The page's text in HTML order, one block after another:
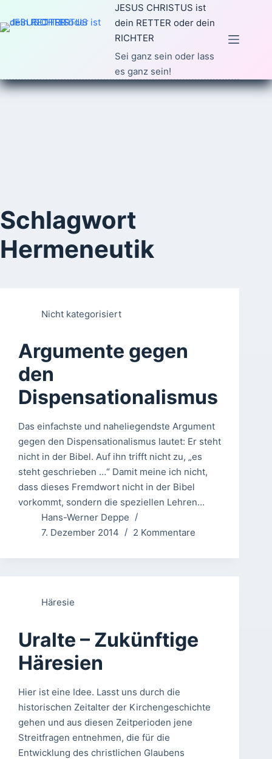
Inhalt
JESUS CHRISTUS ist
dein RETTER oder dein
RICHTER
Sei ganz sein oder lass
es ganz sein!
Schlagwort
Hermeneutik
Nicht kategorisiert
Argumente gegen
den
Dispensationalismus
Das einfachste und naheliegendste Argument
gegen den Dispensationalismus lautet: Er steht
nicht in der Bibel. Auf ihn trifft nicht zu, „es
steht geschrieben …“ Damit meine ich nicht,
dass dieses Fremdwort nicht in der Bibel
vorkommt, sondern die speziellen Lehren…
Hans-Werner Deppe
7. Dezember 2014
2 Kommentare
Häresie
Uralte – Zukünftige
Häresien
Hier ist eine Idee. Lasst uns durch die
historischen Zeitalter der Kirchengeschichte
gehen und aus diesen Zeitperioden jene
Streitfragen entnehmen, die für die
Entwicklung des christlichen Glaubens